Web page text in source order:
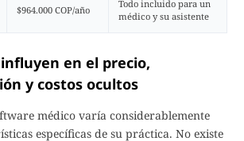
$964.000 COP/año
Todo incluido para un
médico y su asistente
en el precio,
y costos ocultos
médico varía considerablemente
específicas de su práctica. No existe